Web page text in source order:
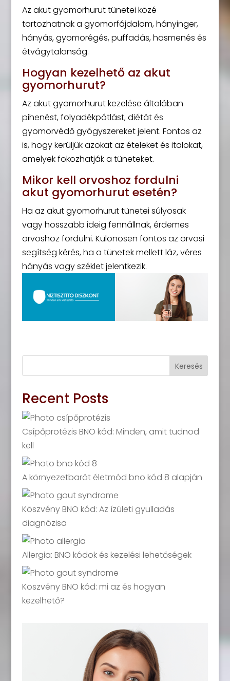
Az akut gyomorhurut tünetei közé
tartozhatnak a gyomorfájdalom, hányinger,
hányás, gyomorégés, puffadás, hasmenés és
étvágytalanság.
Hogyan kezelhető az akut
gyomorhurut?
Az akut gyomorhurut kezelése általában
pihenést, folyadékpótlást, diétát és
gyomorvédő gyógyszereket jelent. Fontos az
is, hogy kerüljük azokat az ételeket és italokat,
amelyek fokozhatják a tüneteket.
Mikor kell orvoshoz fordulni
akut gyomorhurut esetén?
Ha az akut gyomorhurut tünetei súlyosak
vagy hosszabb ideig fennállnak, érdemes
orvoshoz fordulni. Különösen fontos az orvosi
segítség kérés, ha a tünetek mellett láz, véres
hányás vagy széklet jelentkezik.
Keresés
Recent Posts
Csípőprotézis BNO kód: Minden, amit tudnod
kell
A környezetbarát életmód bno kód 8 alapján
Köszvény BNO kód: Az ízületi gyulladás
diagnózisa
Allergia: BNO kódok és kezelési lehetőségek
Köszvény BNO kód: mi az és hogyan
kezelhető?